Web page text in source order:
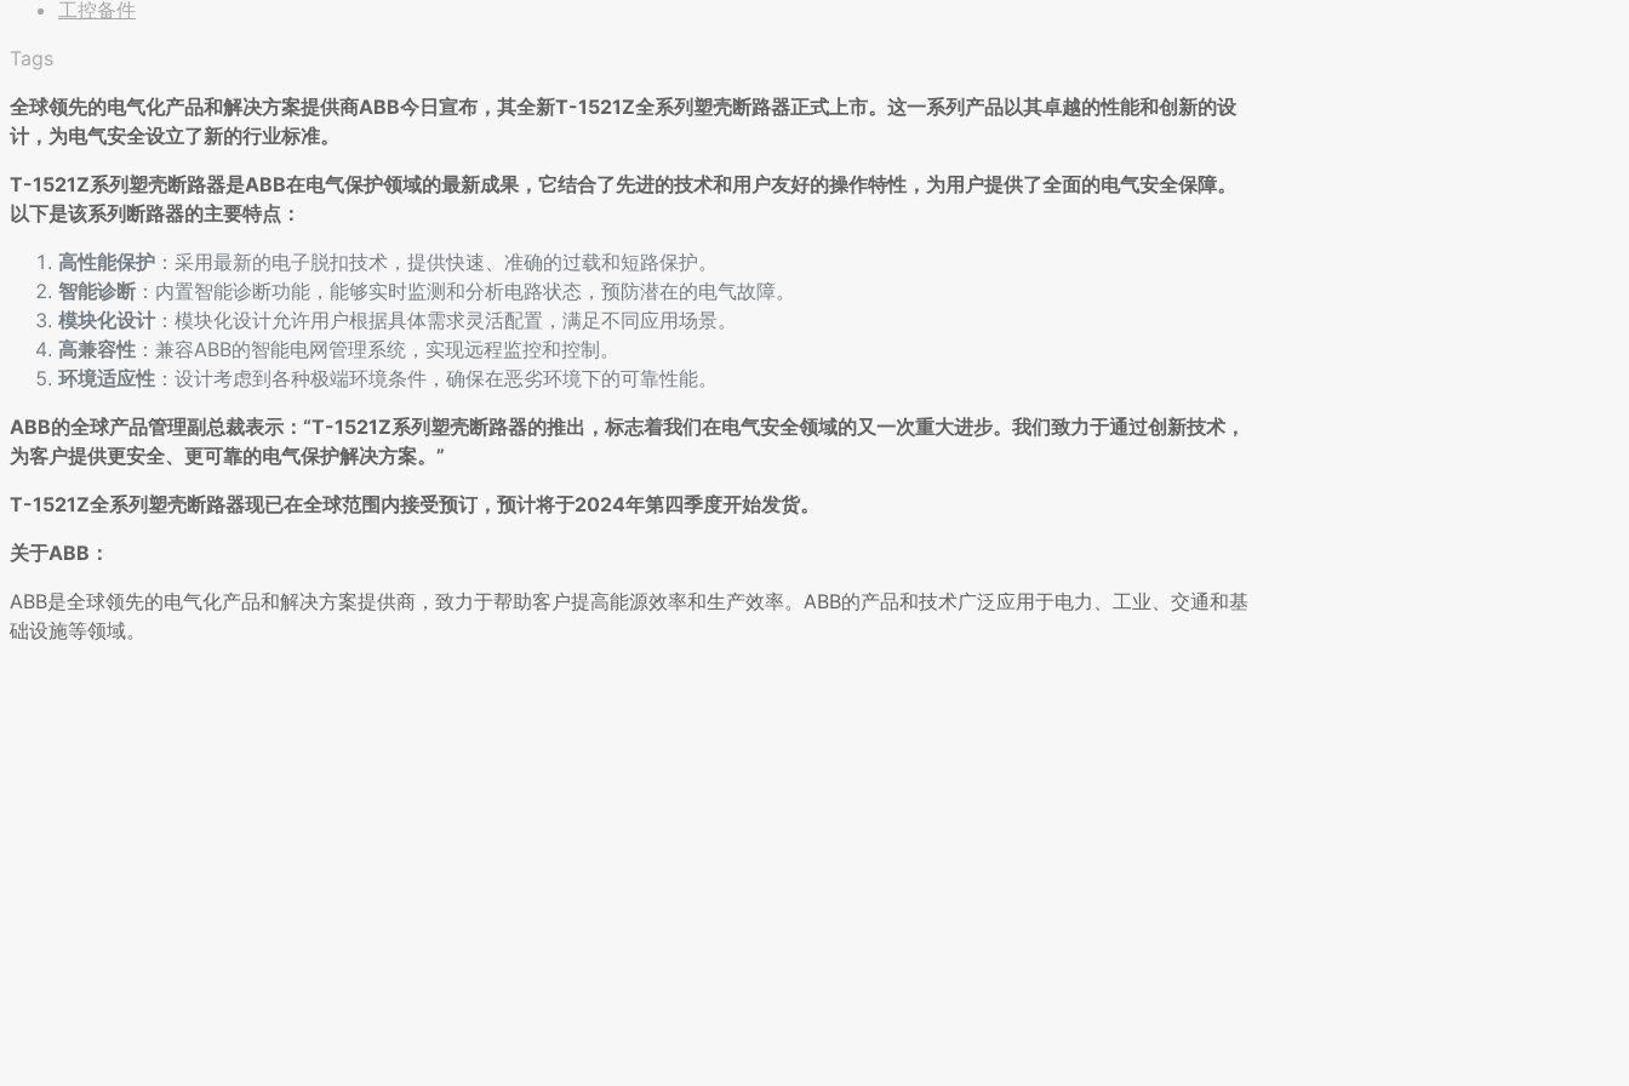
工控备件
Tags
全球领先的电气化产品和解决方案提供商ABB今日宣布，其全新T-1521Z全系列塑壳断路器正式上市。这一系列产品以其卓越的性能和创新的设
计，为电气安全设立了新的行业标准。
T-1521Z系列塑壳断路器是ABB在电气保护领域的最新成果，它结合了先进的技术和用户友好的操作特性，为用户提供了全面的电气安全保障。
以下是该系列断路器的主要特点：
高性能保护 ：采用最新的电子脱扣技术，提供快速、准确的过载和短路保护。
智能诊断 ：内置智能诊断功能，能够实时监测和分析电路状态，预防潜在的电气故障。
模块化设计 ：模块化设计允许用户根据具体需求灵活配置，满足不同应用场景。
高兼容性 ：兼容ABB的智能电网管理系统，实现远程监控和控制。
环境适应性 ：设计考虑到各种极端环境条件，确保在恶劣环境下的可靠性能。
ABB的全球产品管理副总裁表示：“T-1521Z系列塑壳断路器的推出，标志着我们在电气安全领域的又一次重大进步。我们致力于通过创新技术，
为客户提供更安全、更可靠的电气保护解决方案。”
T-1521Z全系列塑壳断路器现已在全球范围内接受预订，预计将于2024年第四季度开始发货。
关于ABB：
ABB是全球领先的电气化产品和解决方案提供商，致力于帮助客户提高能源效率和生产效率。ABB的产品和技术广泛应用于电力、工业、交通和基
础设施等领域。